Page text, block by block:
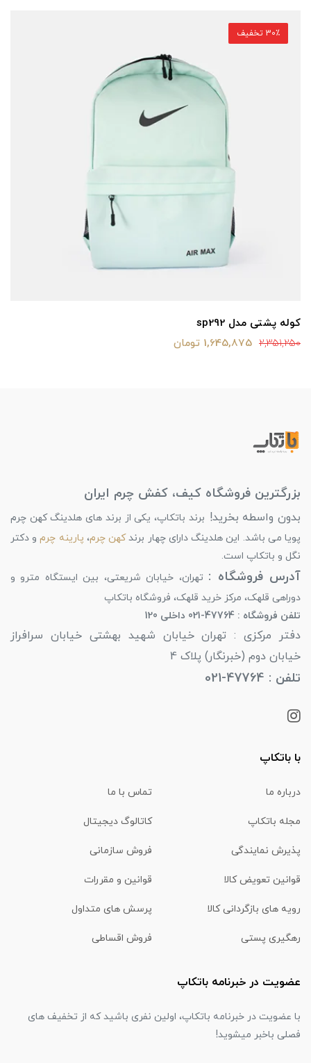
کوله پشتی مدل sp292
2,351,250 1,645,875 تومان
30٪ تخفیف
بزرگترین فروشگاه کیف، کفش چرم ایران
بدون واسطه بخرید! برند باتکاپ، یکی از برند های هلدینگ کهن چرم
پویا می باشد. این هلدینگ دارای چهار برندکهن چرم، پارینه چرمو دکتر
نگل و باتکاپ است.
آدرس فروشگاه : تهران، خیابان شریعتی، بین ایستگاه مترو و
دوراهی قلهک، مرکز خرید قلهک، فروشگاه باتکاپ
تلفن فروشگاه : 47764-021 داخلی 120
دفتر مرکزی : تهران خیابان شهید بهشتی خیابان سرافراز
خیابان دوم (خبرنگار) پلاک 4
تلفن : 47764-021
با باتکاپ
درباره ما تماس با ما
مجله باتکاپ کاتالوگ دیجیتال
پذیرش نمایندگی فروش سازمانی
قوانین تعویض کالا قوانین و مقررات
رویه های بازگردانی کالا پرسش های متداول
رهگیری پستی فروش اقساطی
عضویت در خبرنامه باتکاپ
با عضویت در خبرنامه باتکاپ، اولین نفری باشید که از تخفیف های
فصلی باخبر میشوید!